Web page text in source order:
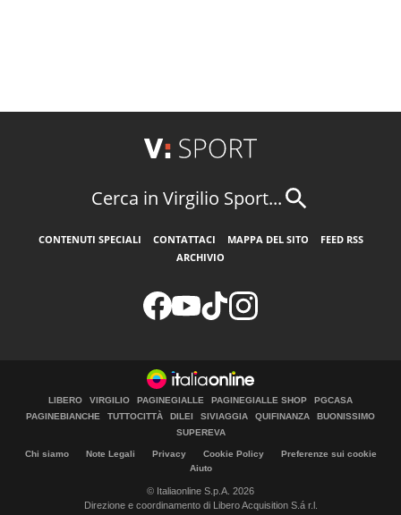
Cerca in Virgilio Sport...
CONTENUTI SPECIALI CONTATTACI MAPPA DEL SITO
FEED RSS
ARCHIVIO
LIBERO VIRGILIO PAGINEGIALLE PAGINEGIALLE SHOP
PGCASA
PAGINEBIANCHE
TUTTOCITTÀ DILEI SIVIAGGIA QUIFINANZA
BUONISSIMO
SUPEREVA
Chi siamo Note Legali Privacy Cookie Policy
Preferenze sui cookie
Aiuto
© Italiaonline S.p.A. 2026
Direzione e coordinamento di Libero Acquisition S.á r.l.